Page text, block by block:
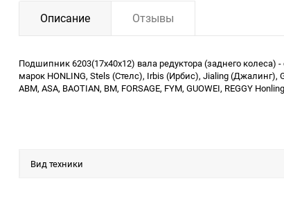
Описание Отзывы
Подшипник 6203(17x40x12) вала редуктора (заднего колеса)
марок HONLING, Stels (Стелс), Irbis (Ирбис), Jialing (Джалинг),
ABM, ASA, BAOTIAN, BM, FORSAGE, FYM, GUOWEI, REGGY
Вид техники